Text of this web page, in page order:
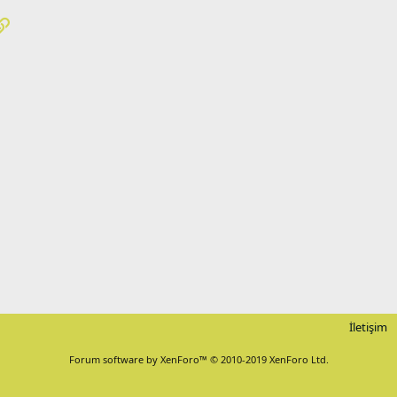
Link
İletişim
Forum software by XenForo™ © 2010-2019 XenForo Ltd.